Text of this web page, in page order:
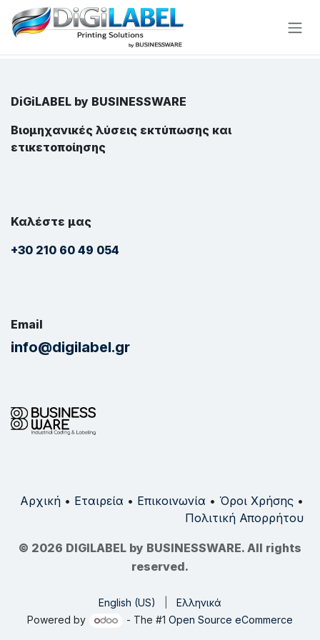
Skip to Content
DiGiLABEL by BUSINESSWARE
Βιομηχανικές λύσεις εκτύπωσης και
ετικετοποίησης
Καλέστε μας
+30 210 60 49 054
Email
info@digilabel.gr
Αρχική • Εταιρεία • Επικοινωνία • Όροι Χρήσης •
Πολιτική Απορρήτου
© 2026 DIGILABEL by BUSINESSWARE. All rights
reserved.
English (US)
Ελληνικά
Powered by
- The #1 Open Source eCommerce